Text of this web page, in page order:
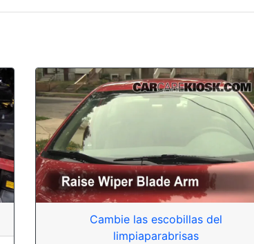
Cambie las escobillas del
limpiaparabrisas